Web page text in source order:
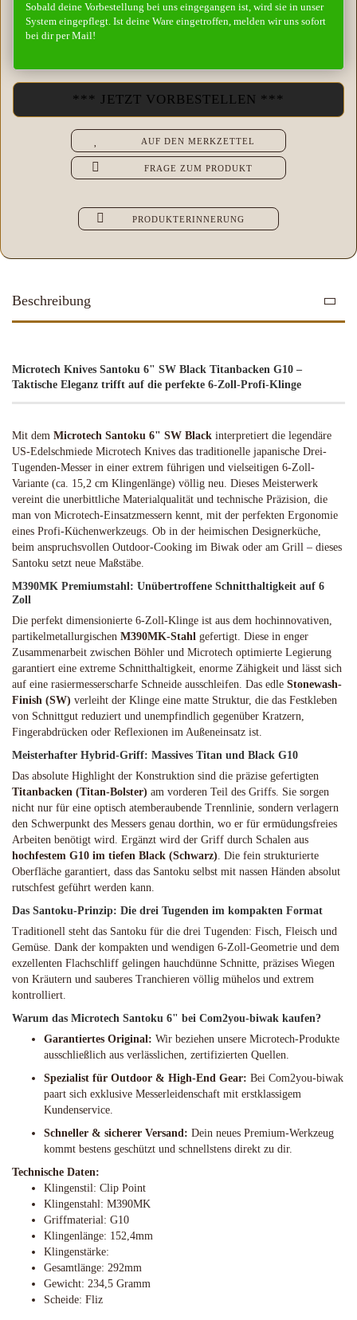
Sobald deine Vorbestellung bei uns eingegangen ist, wird sie in unser
System eingepflegt. Ist deine Ware eingetroffen, melden wir uns sofort
bei dir per Mail!
AUF DEN MERKZETTEL
FRAGE ZUM PRODUKT
PRODUKTERINNERUNG
Beschreibung
Microtech Knives Santoku 6" SW Black Titanbacken G10 –
Taktische Eleganz trifft auf die perfekte 6-Zoll-Profi-Klinge
Mit dem Microtech Santoku 6" SW Black interpretiert die legendäre
US-Edelschmiede Microtech Knives das traditionelle japanische Drei-
Tugenden-Messer in einer extrem führigen und vielseitigen 6-Zoll-
Variante (ca. 15,2 cm Klingenlänge) völlig neu. Dieses Meisterwerk
vereint die unerbittliche Materialqualität und technische Präzision, die
man von Microtech-Einsatzmessern kennt, mit der perfekten Ergonomie
eines Profi-Küchenwerkzeugs. Ob in der heimischen Designerküche,
beim anspruchsvollen Outdoor-Cooking im Biwak oder am Grill – dieses
Santoku setzt neue Maßstäbe.
M390MK Premiumstahl: Unübertroffene Schnitthaltigkeit auf 6
Zoll
Die perfekt dimensionierte 6-Zoll-Klinge ist aus dem hochinnovativen,
partikelmetallurgischen M390MK-Stahl gefertigt. Diese in enger
Zusammenarbeit zwischen Böhler und Microtech optimierte Legierung
garantiert eine extreme Schnitthaltigkeit, enorme Zähigkeit und lässt sich
auf eine rasiermesserscharfe Schneide ausschleifen. Das edle Stonewash-
Finish (SW) verleiht der Klinge eine matte Struktur, die das Festkleben
von Schnittgut reduziert und unempfindlich gegenüber Kratzern,
Fingerabdrücken oder Reflexionen im Außeneinsatz ist.
Meisterhafter Hybrid-Griff: Massives Titan und Black G10
Das absolute Highlight der Konstruktion sind die präzise gefertigten
Titanbacken (Titan-Bolster) am vorderen Teil des Griffs. Sie sorgen
nicht nur für eine optisch atemberaubende Trennlinie, sondern verlagern
den Schwerpunkt des Messers genau dorthin, wo er für ermüdungsfreies
Arbeiten benötigt wird. Ergänzt wird der Griff durch Schalen aus
hochfestem G10 im tiefen Black (Schwarz). Die fein strukturierte
Oberfläche garantiert, dass das Santoku selbst mit nassen Händen absolut
rutschfest geführt werden kann.
Das Santoku-Prinzip: Die drei Tugenden im kompakten Format
Traditionell steht das Santoku für die drei Tugenden: Fisch, Fleisch und
Gemüse. Dank der kompakten und wendigen 6-Zoll-Geometrie und dem
exzellenten Flachschliff gelingen hauchdünne Schnitte, präzises Wiegen
von Kräutern und sauberes Tranchieren völlig mühelos und extrem
kontrolliert.
Warum das Microtech Santoku 6" bei Com2you-biwak kaufen?
Garantiertes Original: Wir beziehen unsere Microtech-Produkte
ausschließlich aus verlässlichen, zertifizierten Quellen.
Spezialist für Outdoor & High-End Gear: Bei Com2you-biwak
paart sich exklusive Messerleidenschaft mit erstklassigem
Kundenservice.
Schneller & sicherer Versand: Dein neues Premium-Werkzeug
kommt bestens geschützt und schnellstens direkt zu dir.
Technische Daten:
Klingenstil: Clip Point
Klingenstahl: M390MK
Griffmaterial: G10
Klingenlänge: 152,4mm
Klingenstärke:
Gesamtlänge: 292mm
Gewicht: 234,5 Gramm
Scheide: Fliz